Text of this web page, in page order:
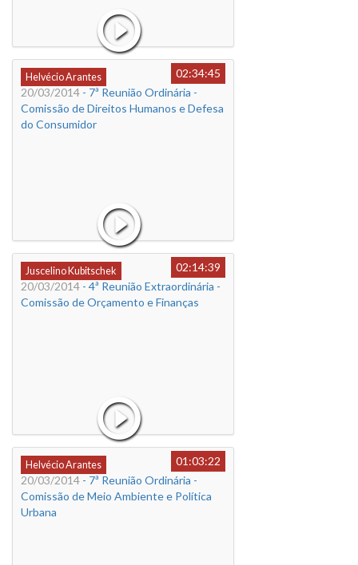
Helvécio Arantes
02:34:45
20/03/2014 - 7ª Reunião Ordinária -
Comissão de Direitos Humanos e Defesa
do Consumidor
Juscelino Kubitschek
02:14:39
20/03/2014 - 4ª Reunião Extraordinária -
Comissão de Orçamento e Finanças
Helvécio Arantes
01:03:22
20/03/2014 - 7ª Reunião Ordinária -
Comissão de Meio Ambiente e Política
Urbana